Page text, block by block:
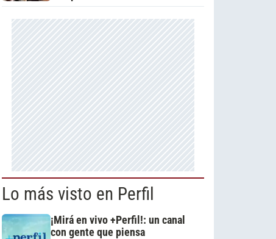
Lo más visto en Perfil
¡Mirá en vivo +Perfil!: un canal
con gente que piensa